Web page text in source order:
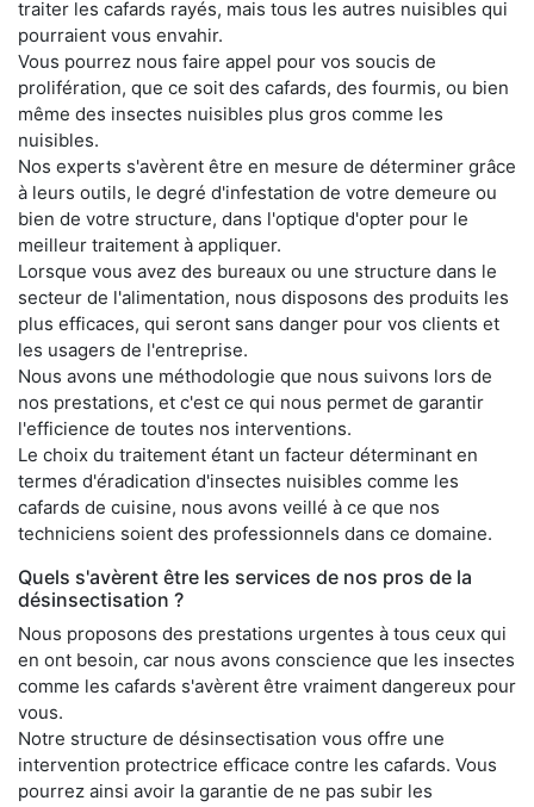
traiter les cafards rayés, mais tous les autres nuisibles qui
pourraient vous envahir.
Vous pourrez nous faire appel pour vos soucis de
prolifération, que ce soit des cafards, des fourmis, ou bien
même des insectes nuisibles plus gros comme les
nuisibles.
Nos experts s'avèrent être en mesure de déterminer grâce
à leurs outils, le degré d'infestation de votre demeure ou
bien de votre structure, dans l'optique d'opter pour le
meilleur traitement à appliquer.
Lorsque vous avez des bureaux ou une structure dans le
secteur de l'alimentation, nous disposons des produits les
plus efficaces, qui seront sans danger pour vos clients et
les usagers de l'entreprise.
Nous avons une méthodologie que nous suivons lors de
nos prestations, et c'est ce qui nous permet de garantir
l'efficience de toutes nos interventions.
Le choix du traitement étant un facteur déterminant en
termes d'éradication d'insectes nuisibles comme les
cafards de cuisine, nous avons veillé à ce que nos
techniciens soient des professionnels dans ce domaine.
Quels s'avèrent être les services de nos pros de la
désinsectisation ?
Nous proposons des prestations urgentes à tous ceux qui
en ont besoin, car nous avons conscience que les insectes
comme les cafards s'avèrent être vraiment dangereux pour
vous.
Notre structure de désinsectisation vous offre une
intervention protectrice efficace contre les cafards. Vous
pourrez ainsi avoir la garantie de ne pas subir les